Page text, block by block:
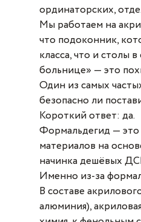
ординаторских,
Мы работаем на
что подоконник,
класса, что и столы
больнице» — это
Один из самых
безопасно ли
Короткий ответ: да.
Формальдегид — это
материалов на
начинка дешёвых
Именно из-за
В составе
алюминия),